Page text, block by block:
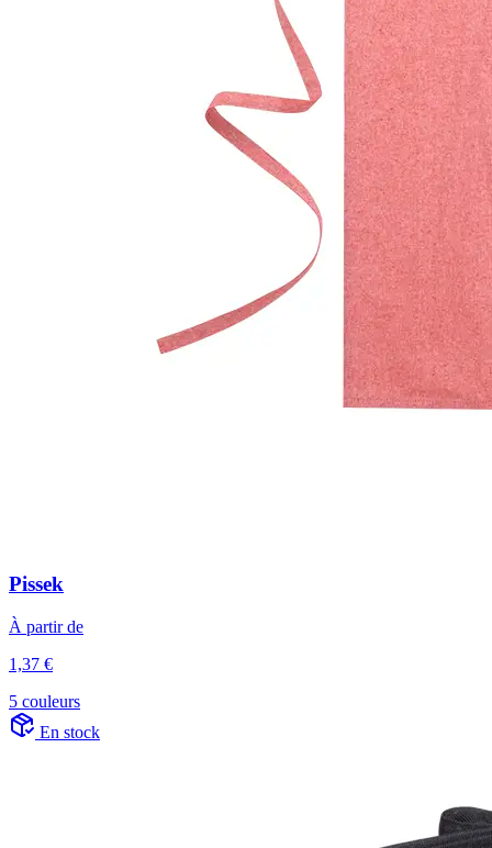
Pissek
À partir de
1,37 €
5 couleurs
En stock